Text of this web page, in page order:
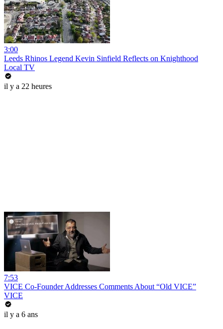
3:00
Leeds Rhinos Legend Kevin Sinfield Reflects on Knighthood
Local TV
il y a 22 heures
7:53
VICE Co-Founder Addresses Comments About “Old VICE”
VICE
il y a 6 ans